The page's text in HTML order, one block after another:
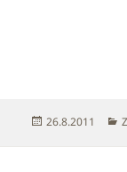
Publikováno:
26.8.2011